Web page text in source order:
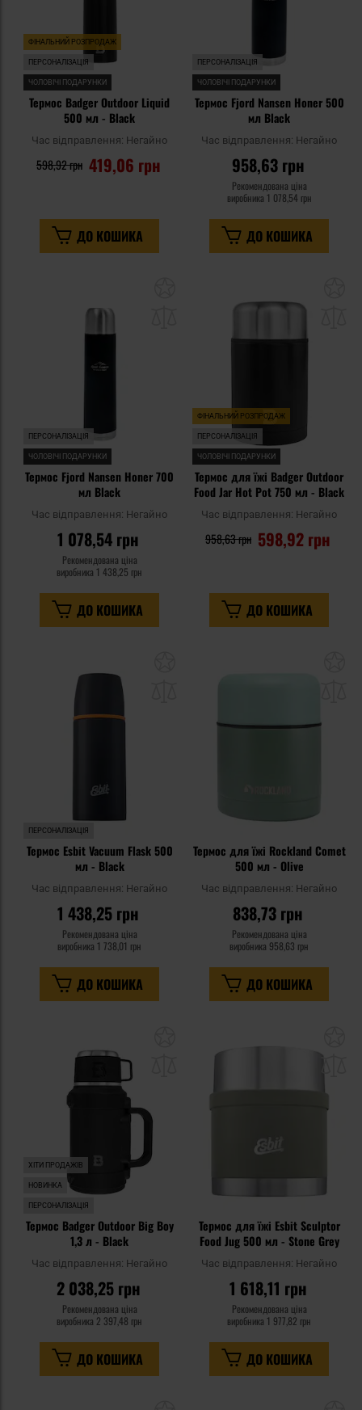
ФІНАЛЬНИЙ РОЗПРОДАЖ
ПЕРСОНАЛІЗАЦІЯ
ЧОЛОВІЧІ ПОДАРУНКИ
Термос Badger Outdoor Liquid
500 мл - Black
Час відправлення: Негайно
419,06 грн
598,92 грн
ДО КОШИКА
ПЕРСОНАЛІЗАЦІЯ
ЧОЛОВІЧІ ПОДАРУНКИ
Термос Fjord Nansen Honer 500
мл Black
Час відправлення: Негайно
958,63 грн
Рекомендована ціна
виробника 1 078,54 грн
ДО КОШИКА
уподобань
ПЕРСОНАЛІЗАЦІЯ
ЧОЛОВІЧІ ПОДАРУНКИ
Термос Fjord Nansen Honer 700
мл Black
Час відправлення: Негайно
1 078,54 грн
Рекомендована ціна
виробника 1 438,25 грн
ДО КОШИКА
ФІНАЛЬНИЙ РОЗПРОДАЖ
ПЕРСОНАЛІЗАЦІЯ
ЧОЛОВІЧІ ПОДАРУНКИ
Термос для їжі Badger Outdoor
Food Jar Hot Pot 750 мл - Black
Час відправлення: Негайно
598,92 грн
958,63 грн
ДО КОШИКА
ПЕРСОНАЛІЗАЦІЯ
Термос Esbit Vacuum Flask 500
мл - Black
Час відправлення: Негайно
1 438,25 грн
Рекомендована ціна
виробника 1 738,01 грн
ДО КОШИКА
Термос для їжі Rockland Comet
500 мл - Olive
Час відправлення: Негайно
838,73 грн
Рекомендована ціна
виробника 958,63 грн
ДО КОШИКА
уподобань
ХІТИ ПРОДАЖІВ
НОВИНКА
ПЕРСОНАЛІЗАЦІЯ
Термос Badger Outdoor Big Boy
1,3 л - Black
Час відправлення: Негайно
2 038,25 грн
Рекомендована ціна
виробника 2 397,48 грн
ДО КОШИКА
Термос для їжі Esbit Sculptor
Food Jug 500 мл - Stone Grey
Час відправлення: Негайно
1 618,11 грн
Рекомендована ціна
виробника 1 977,82 грн
ДО КОШИКА